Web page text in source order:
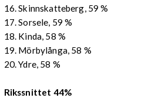
16. Skinnskatteberg, 59 %
17. Sorsele, 59 %
18. Kinda, 58 %
19. Mörbylånga, 58 %
20. Ydre, 58 %
Rikssnittet 44%